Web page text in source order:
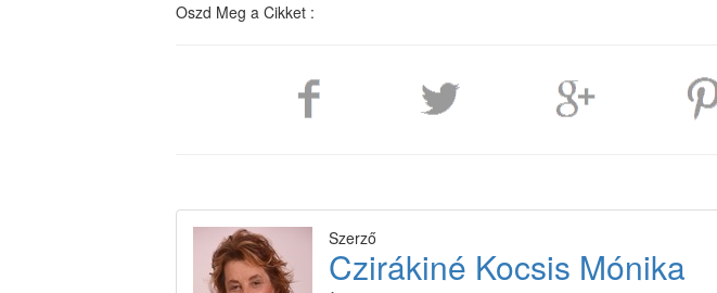
Oszd Meg a Cikket :
Szerző
Czirákiné Kocsis Mónika